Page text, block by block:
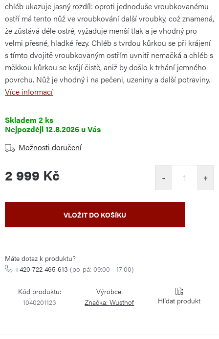
chléb ukazuje jasný rozdíl: oproti jednoduše vroubkovanému
ostří má tento nůž ve vroubkování další vroubky, což znamená,
že zůstává déle ostré, vyžaduje menší tlak a je vhodný pro
velmi přesné, hladké řezy. Chléb s tvrdou kůrkou se při krájení
s tímto dvojitě vroubkovaným ostřím uvnitř nemačká a chléb s
měkkou kůrkou se krájí čistě, aniž by došlo k trhání jemného
povrchu. Nůž je vhodný i na pečeni, uzeniny a další potraviny.
Více informací
Skladem 2 ks
12.8.2026
Možnosti doručení
2 999 Kč +
−
VLOŽIT DO KOŠÍKU
Máte dotaz k produktu?
+420 722 465 613 (po-pá: 09:00 - 17:00)
Kód produktu:
1040201123
Výrobce:
Značka:Wusthof Hlídat